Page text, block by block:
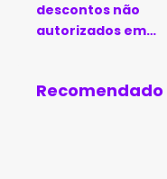
descontos não
autorizados em
Recomendado